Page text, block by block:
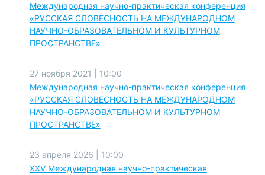
Международная научно-практическая конференция
«РУССКАЯ СЛОВЕСНОСТЬ НА МЕЖДУНАРОДНОМ
НАУЧНО-ОБРАЗОВАТЕЛЬНОМ И КУЛЬТУРНОМ
ПРОСТРАНСТВЕ»
27 ноября 2021 | 10:00
Международная научно-практическая конференция
«РУССКАЯ СЛОВЕСНОСТЬ НА МЕЖДУНАРОДНОМ
НАУЧНО-ОБРАЗОВАТЕЛЬНОМ И КУЛЬТУРНОМ
ПРОСТРАНСТВЕ»
23 апреля 2026 | 10:00
XXV Международная научно-практическая